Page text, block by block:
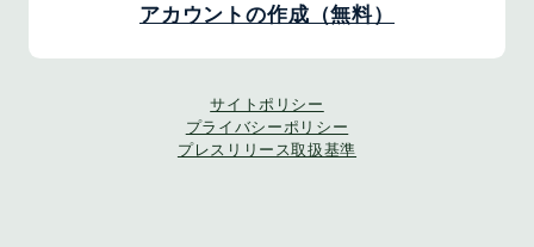
アカウントの作成（無料）
サイトポリシー
プライバシーポリシー
プレスリリース取扱基準